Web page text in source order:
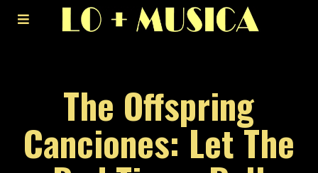
The Offspring
Canciones: Let The